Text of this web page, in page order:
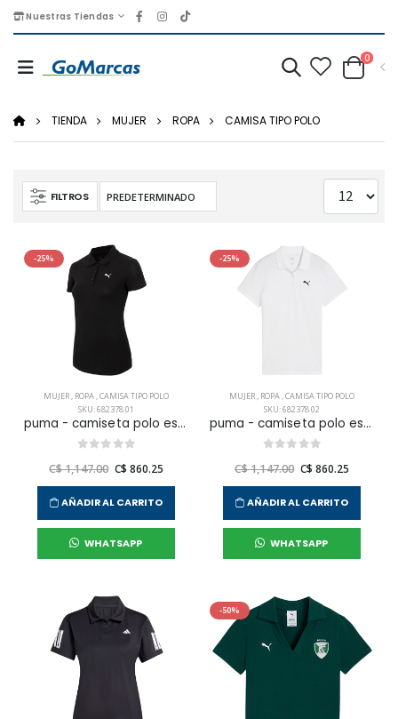
Nuestras Tiendas
0
TIENDA MUJER ROPA CAMISA TIPO POLO
FILTROS
-25%
MUJER, ROPA,CAMISA TIPO POLO
SKU: 682378 01
puma - camiseta polo ess puma logo wmn
C$ 1,147.00 C$ 860.25
AÑADIR AL CARRITO
WHATSAPP
-25%
MUJER, ROPA,CAMISA TIPO POLO
SKU: 682378 02
puma - camiseta polo ess puma logo wmn
C$ 1,147.00 C$ 860.25
AÑADIR AL CARRITO
WHATSAPP
-50%